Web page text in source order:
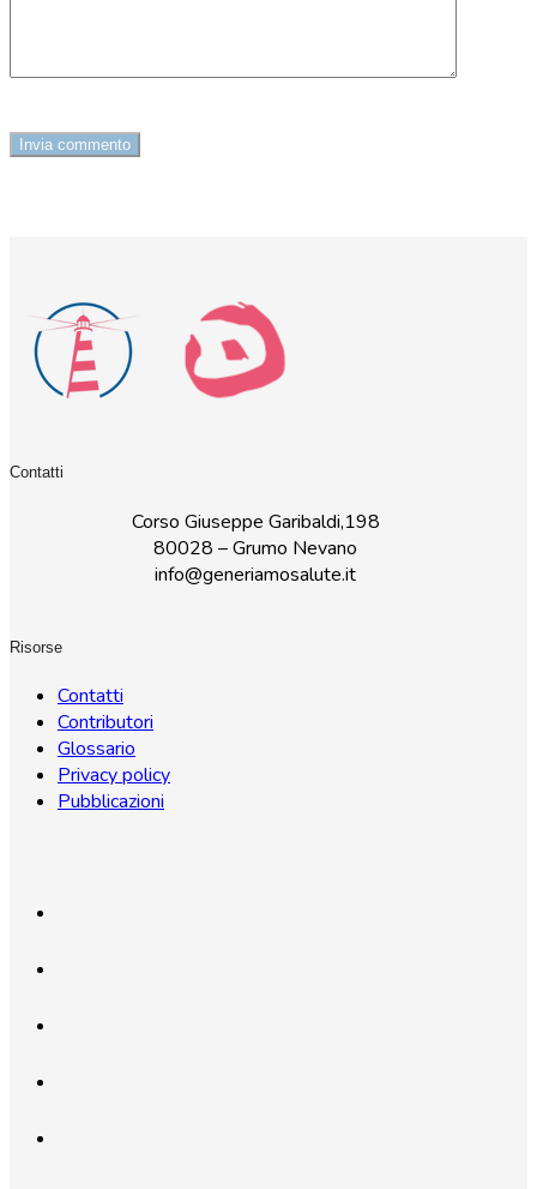
Contatti
Corso Giuseppe Garibaldi,198
80028 – Grumo Nevano
info@generiamosalute.it
Risorse
Contatti
Contributori
Glossario
Privacy policy
Pubblicazioni